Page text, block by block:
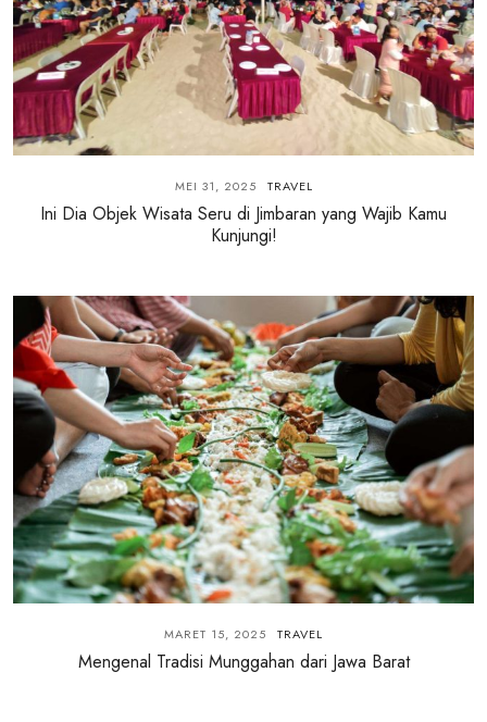
MEI 31, 2025 TRAVEL
Ini Dia Objek Wisata Seru di Jimbaran yang Wajib Kamu
Kunjungi!
MARET 15, 2025 TRAVEL
Mengenal Tradisi Munggahan dari Jawa Barat